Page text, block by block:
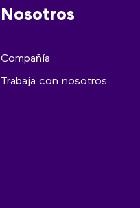
Nosotros
Compañía
Trabaja con nosotros